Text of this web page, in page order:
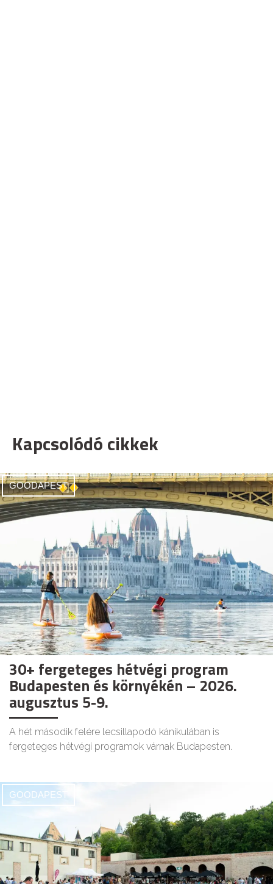
Kapcsolódó cikkek
GOODAPEST
30+ fergeteges hétvégi program
Budapesten és környékén – 2026.
augusztus 5-9.
A hét második felére lecsillapodó kánikulában is
fergeteges hétvégi programok várnak Budapesten.
GOODAPEST